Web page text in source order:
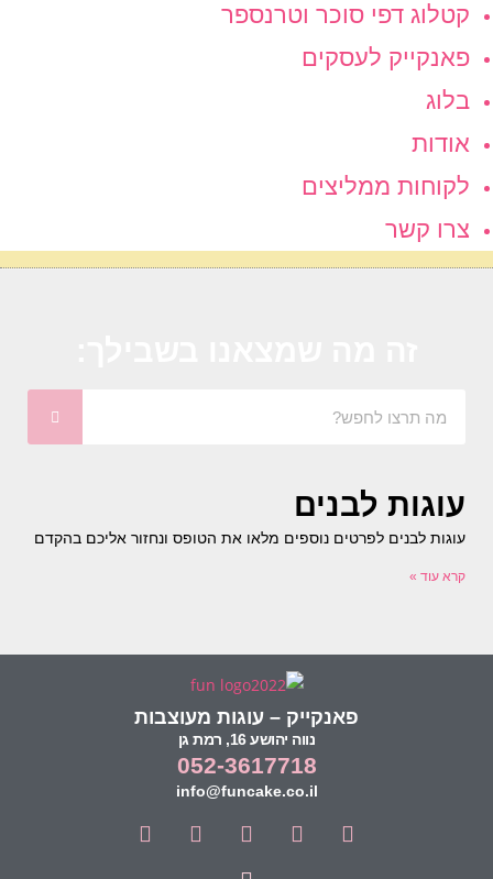
קטלוג דפי סוכר וטרנספר
פאנקייק לעסקים
בלוג
אודות
לקוחות ממליצים
צרו קשר
עוגות לבנים
עוגות לבנים לפרטים נוספים מלאו את הטופס ונחזור אליכם בהקדם
קרא עוד »
פאנקייק – עוגות מעוצבות
נווה יהושע 16, רמת גן
052-3617718
info@funcake.co.il